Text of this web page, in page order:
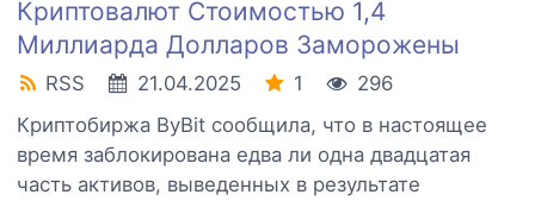
Криптовалют Стоимостью 1,4
Миллиарда Долларов Заморожены
RSS 21.04.2025 1
296
Криптобиржа ByBit сообщила, что в настоящее
время заблокирована едва ли одна двадцатая
часть активов, выведенных в результате